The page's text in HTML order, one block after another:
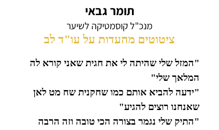
תומר גבאי
מנכ"ל קוסמטיקה לשיער
ציטוטים מהעדות על עו"ד לב
"המזל שלי שהיתה לי את חגית שאני קורא לה
המלאך שלי"
"ידעה להביא אותם כמו שחקנית שח מט לאן
שאנחנו רוצים להגיע"
"התיק שלי נגמר בצורה הכי טובה וזה הרבה